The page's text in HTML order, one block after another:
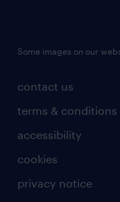
contact us
terms & conditions
accessibility
cookies
privacy notice
Some images on our